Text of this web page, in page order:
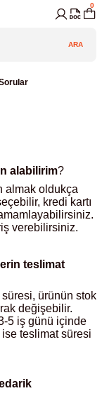
ARA
0
alabilirim?
almak oldukça
kredi kartı
verebilirsiniz.
teslimat
ürünün stok
değişebilir.
5 iş günü içinde
ise teslimat süresi